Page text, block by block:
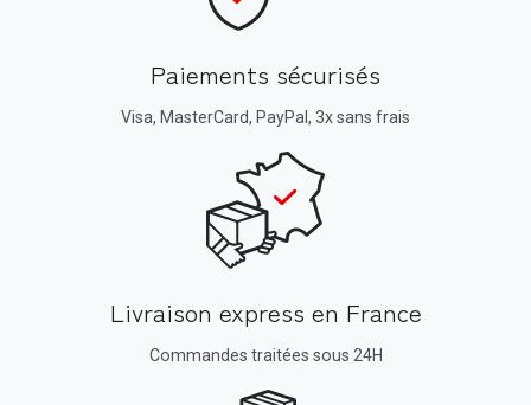
Paiements sécurisés
Visa, MasterCard, PayPal, 3x sans frais
Livraison express en France
Commandes traitées sous 24H